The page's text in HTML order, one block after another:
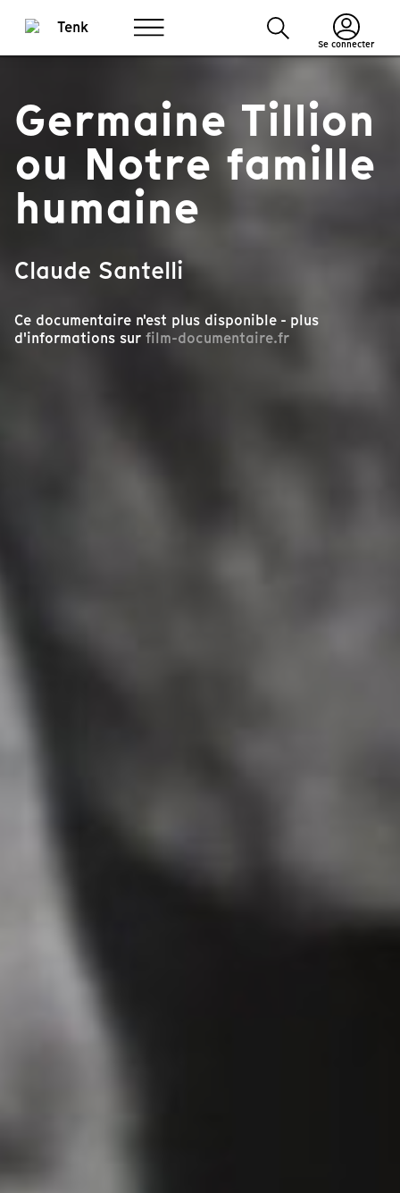
Se connecter
Germaine Tillion
ou Notre famille
humaine
Claude Santelli
Ce documentaire n'est plus disponible - plus
d'informations sur film-documentaire.fr